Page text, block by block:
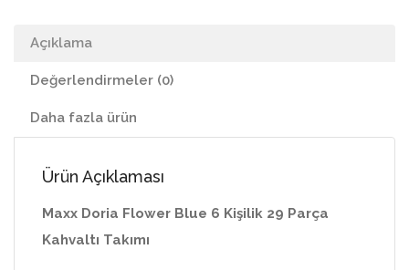
adetAçıklama
Değerlendirmeler (0)
Daha fazla ürün
Ürün Açıklaması
Maxx Doria Flower Blue 6 Kişilik 29 Parça
Kahvaltı Takımı